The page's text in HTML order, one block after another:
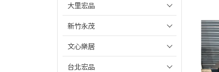
大里宏品
新竹永茂
文心樂居
台北宏品